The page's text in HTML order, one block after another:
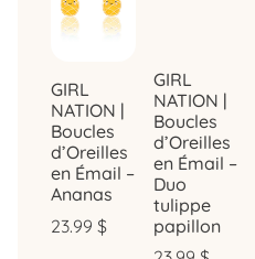
GIRL
NATION |
Boucles
d’Oreilles
en Émail –
Ananas
23.99 $
GIRL
NATION |
Boucles
d’Oreilles
en Émail –
Duo
tulippe
papillon